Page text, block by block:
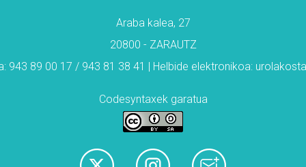
Araba kalea, 27
20800 - ZARAUTZ
943 89 00 17 / 943 81 38 41 | Helbide elektronikoa:
Codesyntaxek garatua